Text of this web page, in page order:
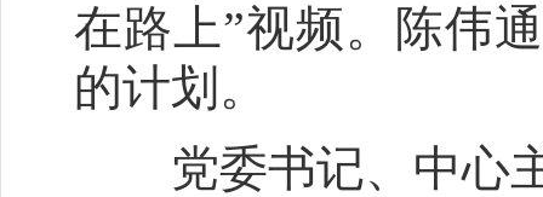
在路上”视频。陈伟
的计划。
党委书记、中心